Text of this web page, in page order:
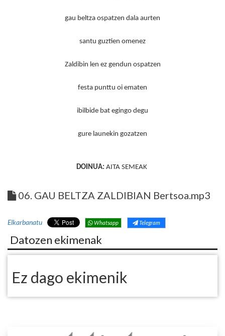
gau beltza ospatzen dala aurten
santu guztien omenez
Zaldibin len ez gendun ospatzen
festa punttu oi ematen
ibilbide bat egingo degu
gure launekin gozatzen
DOINUA: AITA SEMEAK
06. GAU BELTZA ZALDIBIAN Bertsoa.mp3
Elkarbanatu Whatsapp Telegram
Datozen ekimenak
Ez dago ekimenik